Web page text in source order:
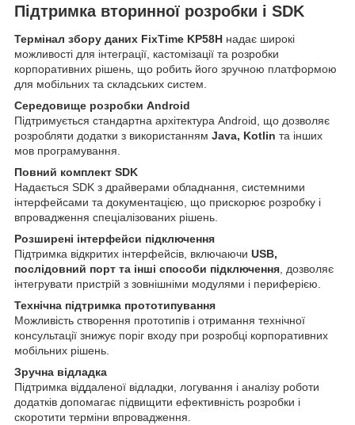
Підтримка вторинної розробки і SDK
Термінал збору даних FixTime KP58H надає широкі
можливості для інтеграції, кастомізації та розробки
корпоративних рішень, що робить його зручною платформою
для мобільних та складських систем.
Середовище розробки Android
Підтримується стандартна архітектура Android, що дозволяє
розробляти додатки з використанням Java, Kotlin та інших
мов програмування.
Повний комплект SDK
Надається SDK з драйверами обладнання, системними
інтерфейсами та документацією, що прискорює розробку і
впровадження спеціалізованих рішень.
Розширені інтерфейси підключення
Підтримка відкритих інтерфейсів, включаючи USB,
послідовний порт та інші способи підключення , дозволяє
інтегрувати пристрій з зовнішніми модулями і периферією.
Технічна підтримка прототипування
Можливість створення прототипів і отримання технічної
консультації знижує поріг входу при розробці корпоративних
мобільних рішень.
Зручна відладка
Підтримка віддаленої відладки, логування і аналізу роботи
додатків допомагає підвищити ефективність розробки і
скоротити терміни впровадження.